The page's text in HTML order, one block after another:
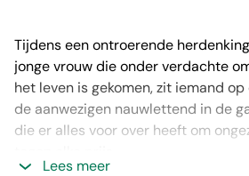
Tijdens een ontroerende
jonge vrouw die onder verdachte
het leven is gekomen, zit iemand
de aanwezigen nauwlettend in de
die er alles voor over heeft om
Lees meer